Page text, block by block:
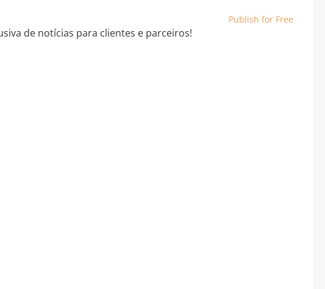
Publish for Free
de notícias para clientes e parceiros!